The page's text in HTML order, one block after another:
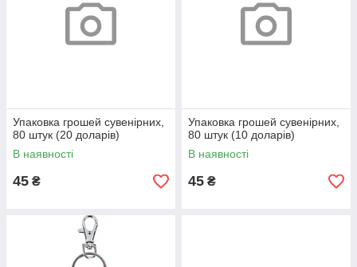
Упаковка грошей сувенірних,
80 штук (20 доларів)
В наявності
45 ₴
Упаковка грошей сувенірних,
80 штук (10 доларів)
В наявності
45 ₴